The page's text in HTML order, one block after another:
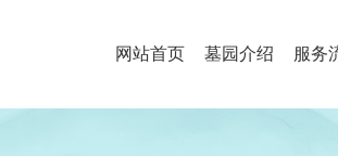
网站首页 墓园介绍 服务